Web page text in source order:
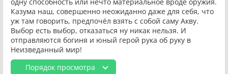
Казума наш, совершенно неожиданно даже для себя, что
уж там говорить, предпочёл взять с собой саму Акву.
Выбор есть выбор, отказаться ну никак нельзя. И
отправляются богиня и юный герой рука об руку в
Неизведанный мир!
Порядок просмотра